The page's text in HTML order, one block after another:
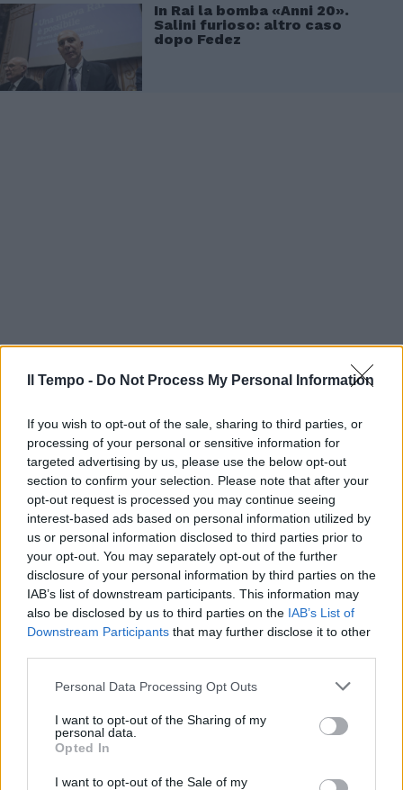
Il Tempo - Do Not Process My Personal Information
If you wish to opt-out of the sale, sharing to third parties, or
processing of your personal or sensitive information for
targeted advertising by us, please use the below opt-out
section to confirm your selection. Please note that after your
opt-out request is processed you may continue seeing
interest-based ads based on personal information utilized by
us or personal information disclosed to third parties prior to
your opt-out. You may separately opt-out of the further
disclosure of your personal information by third parties on the
IAB’s list of downstream participants. This information may
also be disclosed by us to third parties on the IAB’s List of
Downstream Participants that may further disclose it to other
Personal Data Processing Opt Outs
I want to opt-out of the Sharing of my
personal data.
Opted In
I want to opt-out of the Sale of my
In Rai la bomba «Anni 20».
Salini furioso: altro caso
dopo Fedez